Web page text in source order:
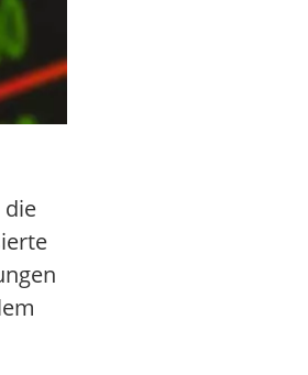
die